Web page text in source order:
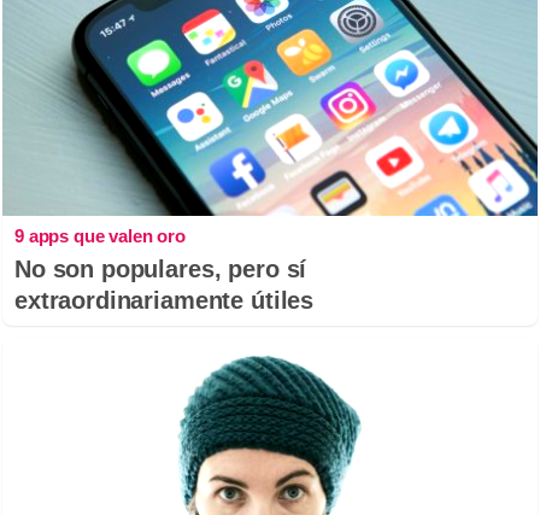
9 apps que valen oro
No son populares, pero sí
extraordinariamente útiles